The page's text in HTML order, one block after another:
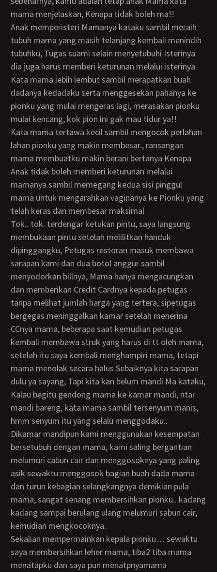
mama menjelaskan, Kenapa tidak boleh ma!!
Anak memperisteri Mamanya kataku sambil meraih
tubuh mama yang masih telanjang kembali menindih
tubuhku, Tugas suami selain menyetubuhi Isterinya
dia juga harus memberi keturunan melalui isterinya
Kata mama lebih lembut sambil merapatkan buah
dadanya kedadaku serta menggesekan pahanya ke
pionku yang mulai mengeras lagi, merasakan pionku
mulai kencang, kok pion ini gak mau tidur ya!!
kata mama tertawa kecil sambil mengocok perlahan
lahan pionku yang makin membesar., ransangan
mama membuatku makin berani bertanya Kenapa
Anak tidak boleh memberi keturunan melalui
mamanya sambil memegang kedua sisi pinggul
mama untuk mengarahkan vaginanya ke Pionku yang
telah keras dan membesar maksimal
Tok.. tok. terdengar ketukan pintu, saya langsung
membukaan pintu setelah melilitkan handuk
dipinggangku, Petugas restoran masuk membawa
sarapan kami dan dua botol anggur sambil
menyodorkan billnya, Mama hanya mengacungkan
dan memberikan Credit Cardnya kepada petugas
tanpa melihat jumlah harga yang tertera, sipetugas
bergegas meninggalkan kamar setelah menerina
CCnya mama, beberapa saat kemudian petugas
kembali membawa struk yang harus di tt oleh mama,
setelah itu saya kembali menghampiri mama, tetapi
mama menolak secara halus Sebaiknya kita sarapan
dulu ya sayang, Tapi kita kan belum mandi Ma kataku,
Kalau begitu gendong mama ke kamar mandi, ntar
mandi bareng, kata mama sambil tersenyum manis,
hmm senyum itu yang selalu menggodaku..
Dikamar mandipun kami menggunakan kesempatan
bersetubuh dengan mama, kami saling bergantian
melumuri cabun cair dan menggosoknya yang paling
asik sewaktu menggosok bagian buah dada mama
dan turun kebagian selangkangnya demikian pula
mama, sangat senang membersihkan pionku.. kadang
kadang sampai berulang ulang melumuri sabun cair,
kemudian mengkocoknya..
sekalian mempermainkan kepala pionku… sewaktu
saya membersihkan leher mama, tiba2 tiba mama
menatapku dan saya pun menatpnyamama